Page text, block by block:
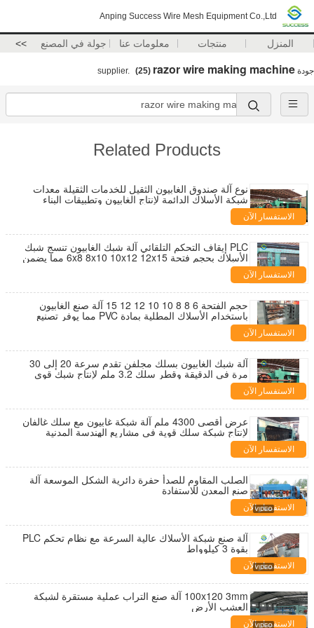
Anping Success Wire Mesh Equipment Co.,Ltd
المنزل منتجات معلومات عنا جولة في المصنع >>
جودة razor wire making machine
(25)
Related Products
نوع آلة صندوق الغابيون الثقيل للخدمات الثقيلة معدات
شبكة الأسلاك الدائمة لإنتاج الغابيون وتطبيقات البناء
الاستفسار الآن
PLC إيقاف التحكم التلقائي آلة شبك الغابيون تنسج شبك
الأسلاك بحجم فتحة 6x8 8x10 10x12 12x15 مما يضمن
شبكًا متسقًاالاستفسار الآن
حجم الفتحة 6 8 8 10 10 12 12 15 آلة صنع الغابيون
باستخدام الأسلاك المطلية بمادة PVC مما يوفر تصنيع
شبكات سلكية متينةالاستفسار الآن
آلة شبك الغابيون بسلك مجلفن تقدم سرعة 20 إلى 30
مرة في الدقيقة وقطر سلك 3.2 ملم لإنتاج شبك قوي
الاستفسار الآن
عرض أقصى 4300 ملم آلة شبكة غابيون مع سلك غالفان
لإنتاج شبكة سلك قوية في مشاريع الهندسة المدنية
الاستفسار الآن
الصلب المقاوم للصدأ حفرة دائرية الشكل الموسعة آلة
صنع المعدن للاستفادة
الاستفسار الآن
آلة صنع شبكة الأسلاك عالية السرعة مع نظام تحكم PLC
بقوة 3 كيلوواط
الاستفسار الآن
100x120 3mm آلة صنع التراب عملية مستقرة لشبكة
العشب الأرض
الاستفسار الآن